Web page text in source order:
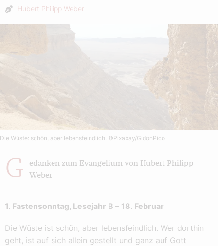
Autor:
Hubert Philipp Weber
Die Wüste: schön, aber lebensfeindlich. ©Pixabay/GidonPico
G
edanken zum Evangelium von Hubert Philipp
Weber
1. Fastensonntag, Lesejahr B – 18. Februar
Die Wüste ist schön, aber lebensfeindlich. Wer dorthin
geht, ist auf sich allein gestellt und ganz auf Gott